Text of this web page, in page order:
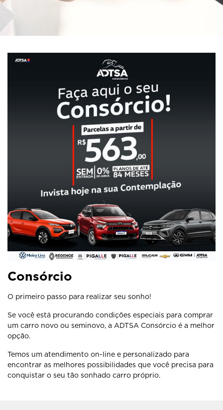
Consórcio
O primeiro passo para realizar seu sonho!
Se você está procurando condições especiais para comprar
um carro novo ou seminovo, a ADTSA Consórcio é a melhor
opção.
Temos um atendimento on-line e personalizado para
encontrar as melhores possibilidades que você precisa para
conquistar o seu tão sonhado carro próprio.